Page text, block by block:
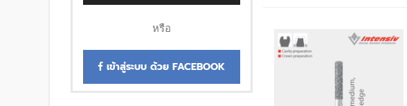
หรือ
เข้าสู่ระบบ ด้วย FACEBOOK